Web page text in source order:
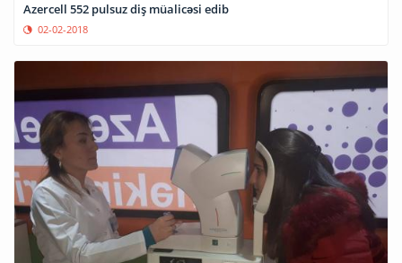
Azercell 552 pulsuz diş müalicəsi edib
02-02-2018